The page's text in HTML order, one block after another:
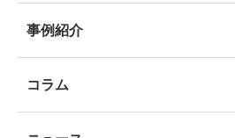
事例紹介
コラム